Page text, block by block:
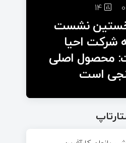
14
نشست
شرکت احیا
محصول اصلی
است